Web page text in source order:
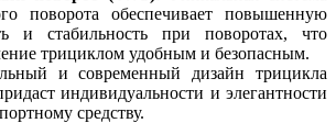
поворота обеспечивает повышенную
и стабильность при поворотах, что
трициклом удобным и безопасным.
и современный дизайн трицикла
индивидуальности и элегантности
средству.